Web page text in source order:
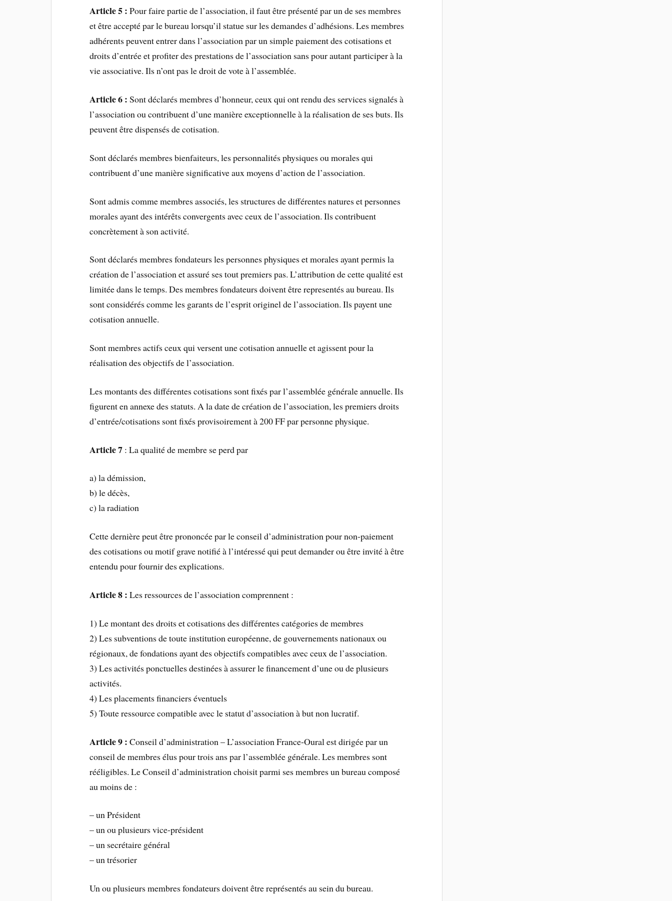
Article 5 : Pour faire partie de l’association, il faut être présenté par un de ses membres
et être accepté par le bureau lorsqu’il statue sur les demandes d’adhésions. Les membres
adhérents peuvent entrer dans l’association par un simple paiement des cotisations et
droits d’entrée et profiter des prestations de l’association sans pour autant participer à la
vie associative. Ils n’ont pas le droit de vote à l’assemblée.
Article 6 : Sont déclarés membres d’honneur, ceux qui ont rendu des services signalés à
l’association ou contribuent d’une manière exceptionnelle à la réalisation de ses buts. Ils
peuvent être dispensés de cotisation.
Sont déclarés membres bienfaiteurs, les personnalités physiques ou morales qui
contribuent d’une manière significative aux moyens d’action de l’association.
Sont admis comme membres associés, les structures de différentes natures et personnes
morales ayant des intérêts convergents avec ceux de l’association. Ils contribuent
concrètement à son activité.
Sont déclarés membres fondateurs les personnes physiques et morales ayant permis la
création de l’association et assuré ses tout premiers pas. L’attribution de cette qualité est
limitée dans le temps. Des membres fondateurs doivent être representés au bureau. Ils
sont considérés comme les garants de l’esprit originel de l’association. Ils payent une
cotisation annuelle.
Sont membres actifs ceux qui versent une cotisation annuelle et agissent pour la
réalisation des objectifs de l’association.
Les montants des différentes cotisations sont fixés par l’assemblée générale annuelle. Ils
figurent en annexe des statuts. A la date de création de l’association, les premiers droits
d’entrée/cotisations sont fixés provisoirement à 200 FF par personne physique.
Article 7 : La qualité de membre se perd par
a) la démission,
b) le décès,
c) la radiation
Cette dernière peut être prononcée par le conseil d’administration pour non-paiement
des cotisations ou motif grave notifié à l’intéressé qui peut demander ou être invité à être
entendu pour fournir des explications.
Article 8 : Les ressources de l’association comprennent :
1) Le montant des droits et cotisations des différentes catégories de membres
2) Les subventions de toute institution européenne, de gouvernements nationaux ou
régionaux, de fondations ayant des objectifs compatibles avec ceux de l’association.
3) Les activités ponctuelles destinées à assurer le financement d’une ou de plusieurs
activités.
4) Les placements financiers éventuels
5) Toute ressource compatible avec le statut d’association à but non lucratif.
Article 9 : Conseil d’administration – L’association France-Oural est dirigée par un
conseil de membres élus pour trois ans par l’assemblée générale. Les membres sont
rééligibles. Le Conseil d’administration choisit parmi ses membres un bureau composé
au moins de :
– un Président
– un ou plusieurs vice-président
– un secrétaire général
– un trésorier
Un ou plusieurs membres fondateurs doivent être représentés au sein du bureau.